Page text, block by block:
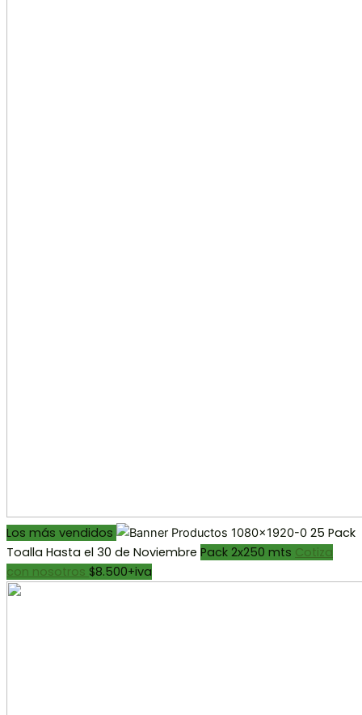
Los más vendidos
25 Pack
Toalla Hasta el 30 de Noviembre Pack 2x250 mts Cotiza
con nosotros $8.500+iva